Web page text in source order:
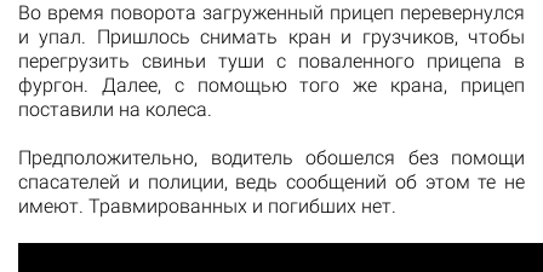
Во время поворота загруженный прицеп перевернулся
и упал. Пришлось снимать кран и грузчиков, чтобы
перегрузить свиньи туши с поваленного прицепа в
фургон. Далее, с помощью того же крана, прицеп
поставили на колеса.
Предположительно, водитель обошелся без помощи
спасателей и полиции, ведь сообщений об этом те не
имеют. Травмированных и погибших нет.